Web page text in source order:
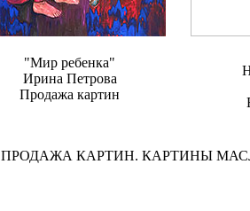
"Мир ребенка"
Ирина Петрова
Продажа картин
ПРОДАЖА КАРТИН. КАРТИНЫ